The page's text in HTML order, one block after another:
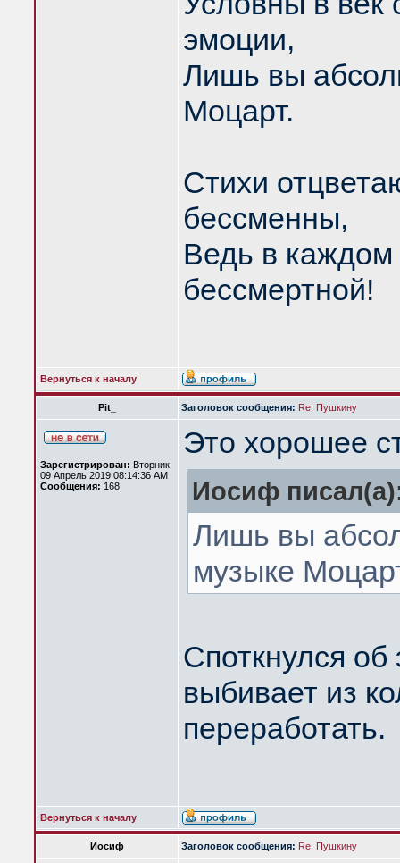
эмоции,
Лишь вы
Моцарт.
Стихи
бессменны,
Ведь в
бессмертной!
Вернуться к началу
Pit_ Заголовок сообщения: Re: Пушкину
Зарегистрирован: Вторник
09 Апрель 2019 08:14:36 AM
Сообщения: 168
Это хорошее
Иосиф
Лишь вы
музыке
Споткнулся об
выбивает из
переработать.
Вернуться к началу
Иосиф Заголовок сообщения: Re: Пушкину